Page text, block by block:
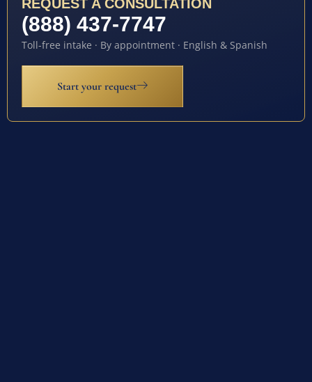
REQUEST A CONSULTATION
(888) 437-7747
Toll-free intake · By appointment · English & Spanish
Start your request